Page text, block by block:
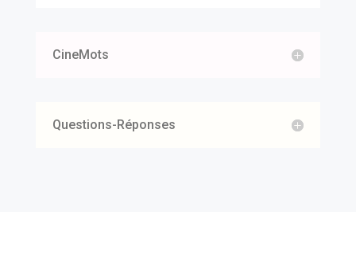
CineMots
Questions-Réponses